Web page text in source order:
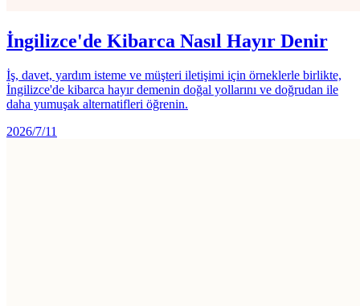
İngilizce'de Kibarca Nasıl Hayır Denir
İş, davet, yardım isteme ve müşteri iletişimi için örneklerle birlikte,
İngilizce'de kibarca hayır demenin doğal yollarını ve doğrudan ile
daha yumuşak alternatifleri öğrenin.
2026/7/11